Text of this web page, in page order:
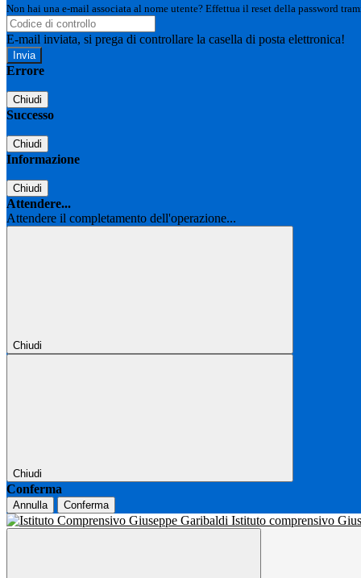
Non hai una e-mail associata al nome utente? Effettua il reset della password
E-mail inviata, si prega di controllare la casella di posta elettronica!
Errore
Chiudi
Successo
Chiudi
Informazione
Chiudi
Attendere...
Attendere il completamento dell'operazione...
Chiudi
Chiudi
Conferma
Annulla Conferma
Istituto comprensivo